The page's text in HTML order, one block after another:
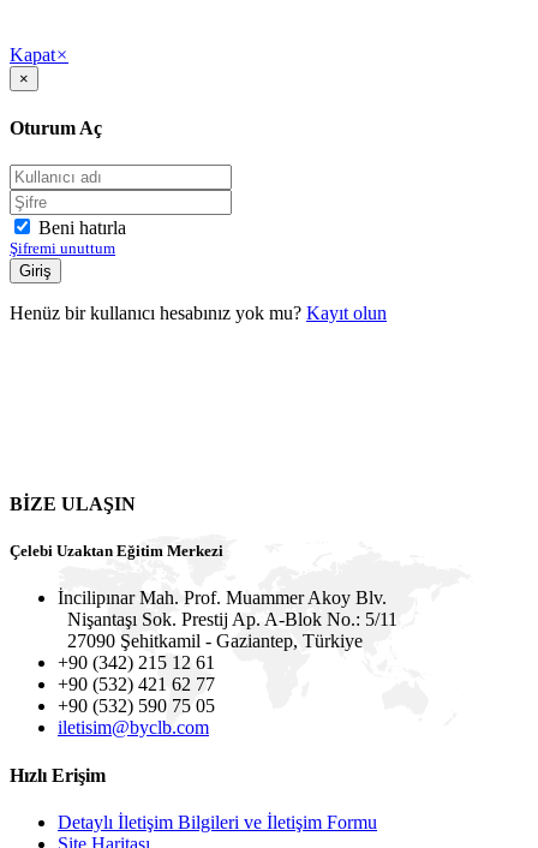
Kapat×
×
Oturum Aç
Beni hatırla
Şifremi unuttum
Henüz bir kullanıcı hesabınız yok mu? Kayıt olun
BİZE ULAŞIN
Çelebi Uzaktan Eğitim Merkezi
İncilipınar Mah. Prof. Muammer Akoy Blv.
Nişantaşı Sok. Prestij Ap. A-Blok No.: 5/11
27090 Şehitkamil - Gaziantep, Türkiye
+90 (342) 215 12 61
+90 (532) 421 62 77
+90 (532) 590 75 05
iletisim@byclb.com
Hızlı Erişim
Detaylı İletişim Bilgileri ve İletişim Formu
Site Haritası